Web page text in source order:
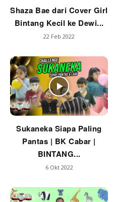
Shaza Bae dari Cover Girl
Bintang Kecil ke Dewi...
22 Feb 2022
Sukaneka Siapa Paling
Pantas | BK Cabar |
BINTANG...
6 Okt 2022